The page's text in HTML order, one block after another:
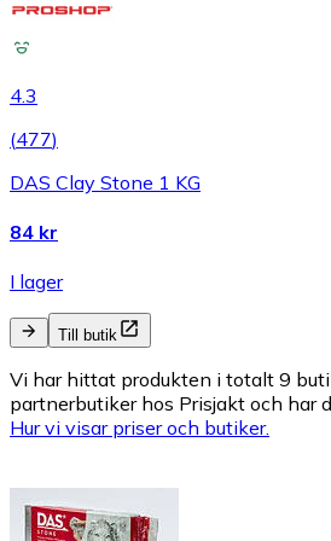
4.3
(477)
DAS Clay Stone 1 KG
84 kr
I lager
Till butik
Vi har hittat produkten i totalt 9
partnerbutiker hos Prisjakt och har
Hur vi visar priser och butiker.